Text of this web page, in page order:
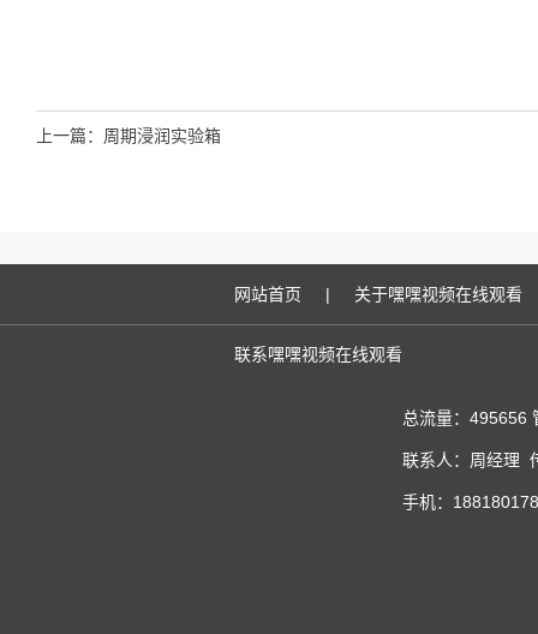
上一篇： 周期浸润实验箱
网站首页 | 关于嘿嘿视频在线观看
联系嘿嘿视频在线观看
总流量：495656
联系人：周经理
手机：